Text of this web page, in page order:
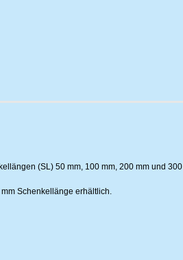
(SL) 50 mm, 100 mm, 200 mm und 300
Schenkellänge erhältlich.